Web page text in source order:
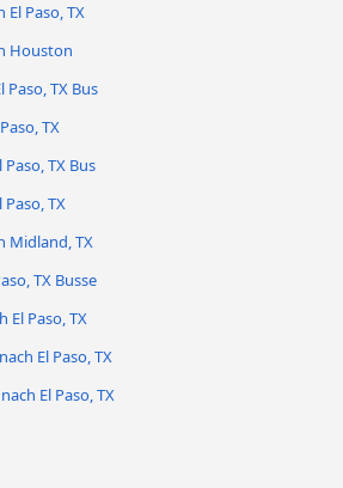
El Paso, TX
Houston
TX Bus
TX
TX Bus
TX
Midland, TX
TX Busse
El Paso, TX
El Paso, TX
El Paso, TX